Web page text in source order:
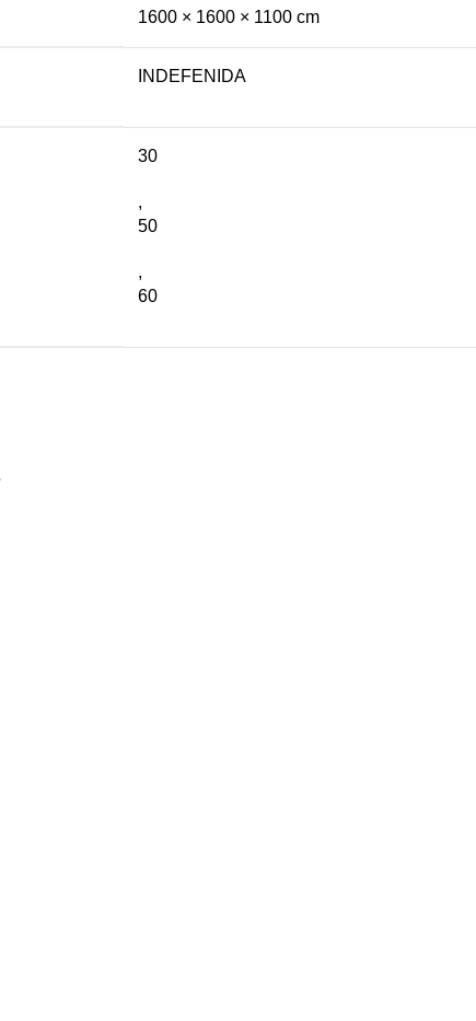
1600 × 1600 × 1100 cm
INDEFENIDA
30
,
50
,
60